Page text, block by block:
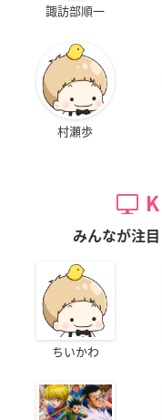
諏訪部順一
村瀬歩
みんなが注
ちいかわ